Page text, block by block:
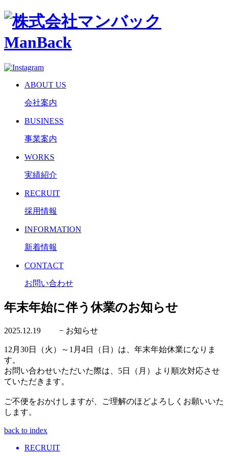
ABOUT US
会社案内
BUSINESS
事業案内
WORKS
実績紹介
RECRUIT
採用情報
INFORMATION
新着情報
CONTACT
お問い合わせ
年末年始に伴う休業のお知らせ
2025.12.19 − お知らせ
12月30日（火）～1月4日（日）は、年末年始休業になりま
す。
お問い合わせいただいた際は、5日（月）より順次対応させ
ていただきます。
ご不便をおかけしますが、ご理解のほどよろしくお願いいた
します。
back to index
RECRUIT